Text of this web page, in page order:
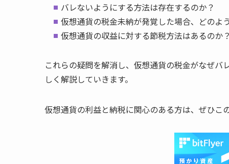
バレないようにする方法は存在するのか？
仮想通貨の税金未納が発覚した場合、どのよ
仮想通貨の収益に対する節税方法はあるのか？
これらの疑問を解消し、仮想通貨の税金がなぜ
しく解説していきます。
仮想通貨の利益と納税に関心のある方は、ぜひこ